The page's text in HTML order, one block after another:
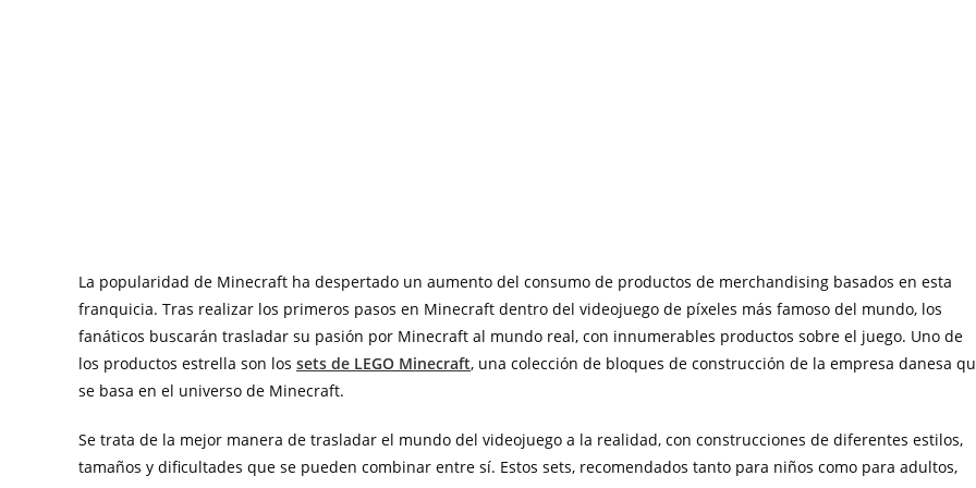
La popularidad de Minecraft ha despertado un aumento del consumo de productos de merchandising basados en esta
franquicia. Tras realizar los primeros pasos en Minecraft dentro del videojuego de píxeles más famoso del mundo, los
fanáticos buscarán trasladar su pasión por Minecraft al mundo real, con innumerables productos sobre el juego. Uno de
los productos estrella son los sets de LEGO Minecraft, una colección de bloques de construcción de la empresa danesa
se basa en el universo de Minecraft.
Se trata de la mejor manera de trasladar el mundo del videojuego a la realidad, con construcciones de diferentes estilos,
tamaños y dificultades que se pueden combinar entre sí. Estos sets, recomendados tanto para niños como para adultos,